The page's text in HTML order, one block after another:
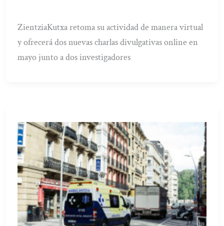
ZientziaKutxa retoma su actividad de manera virtual
y ofrecerá dos nuevas charlas divulgativas online en
mayo junto a dos investigadores